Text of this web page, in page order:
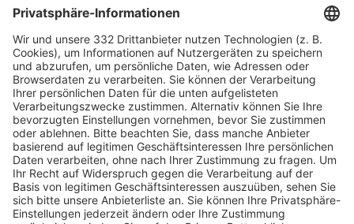
HÄUFIG BESUCHTE SEITEN
Pässe und Vereinswechsel
Trainerausbildung
Schulungsangebot Vereinsmitarbeiter
BFV-Geschäftsstellen
Trainerbörse
Login SpielPlus